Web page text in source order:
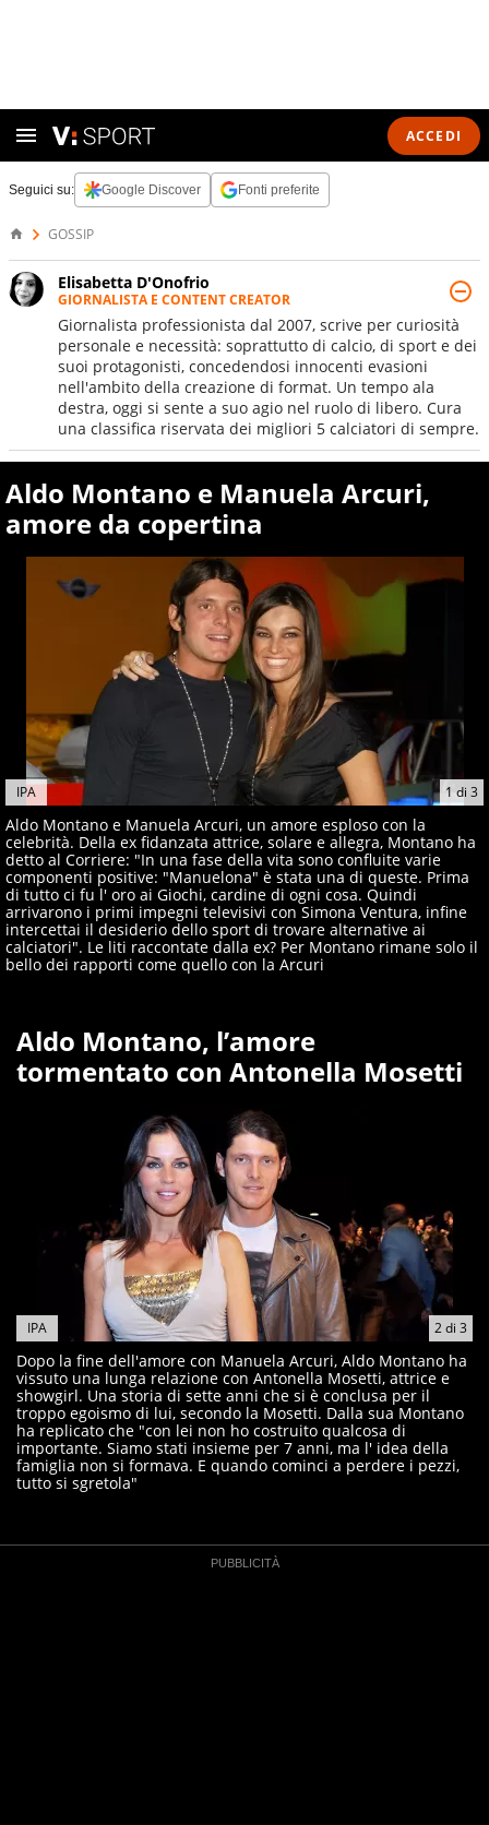
ACCEDI
Seguici su: Google Discover Fonti preferite
GOSSIP
Elisabetta D'Onofrio
GIORNALISTA E CONTENT CREATOR
Giornalista professionista dal 2007, scrive per curiosità
personale e necessità: soprattutto di calcio, di sport e dei
suoi protagonisti, concedendosi innocenti evasioni
nell'ambito della creazione di format. Un tempo ala
destra, oggi si sente a suo agio nel ruolo di libero. Cura
una classifica riservata dei migliori 5 calciatori di sempre.
Aldo Montano e Manuela Arcuri,
amore da copertina
1 di 3
IPA
Aldo Montano e Manuela Arcuri, un amore esploso con la
celebrità. Della ex fidanzata attrice, solare e allegra, Montano ha
detto al Corriere: "In una fase della vita sono confluite varie
componenti positive: "Manuelona" è stata una di queste. Prima
di tutto ci fu l' oro ai Giochi, cardine di ogni cosa. Quindi
arrivarono i primi impegni televisivi con Simona Ventura, infine
intercettai il desiderio dello sport di trovare alternative ai
calciatori". Le liti raccontate dalla ex? Per Montano rimane solo il
bello dei rapporti come quello con la Arcuri
Aldo Montano, l’amore
tormentato con Antonella Mosetti
2di 3
IPA
Dopo la fine dell'amore con Manuela Arcuri, Aldo Montano ha
vissuto una lunga relazione con Antonella Mosetti, attrice e
showgirl. Una storia di sette anni che si è conclusa per il
troppo egoismo di lui, secondo la Mosetti. Dalla sua Montano
ha replicato che "con lei non ho costruito qualcosa di
importante. Siamo stati insieme per 7 anni, ma l' idea della
famiglia non si formava. E quando cominci a perdere i pezzi,
tutto si sgretola"